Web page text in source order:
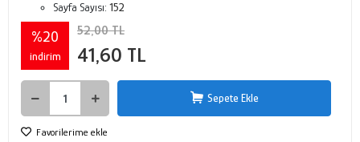
Sayfa Sayısı: 152
%20
indirim
52,00 TL
41,60 TL
Sepete Ekle
Favorilerime ekle